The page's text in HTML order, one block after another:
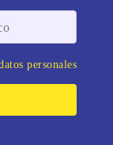
personales